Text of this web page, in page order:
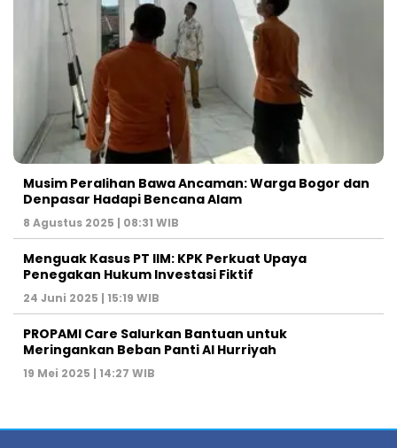
Musim Peralihan Bawa Ancaman: Warga Bogor dan
Denpasar Hadapi Bencana Alam
8 Agustus 2025 | 08:31 WIB
Menguak Kasus PT IIM: KPK Perkuat Upaya
Penegakan Hukum Investasi Fiktif
24 Juni 2025 | 15:19 WIB
PROPAMI Care Salurkan Bantuan untuk
Meringankan Beban Panti Al Hurriyah
19 Mei 2025 | 14:27 WIB